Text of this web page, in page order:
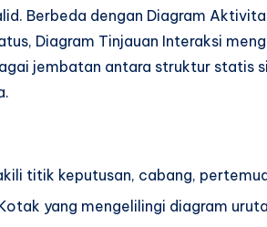
Berbeda dengan Diagram
Diagram Tinjauan Interaksi
jembatan antara struktur statis
titik keputusan, cabang,
yang mengelilingi diagram